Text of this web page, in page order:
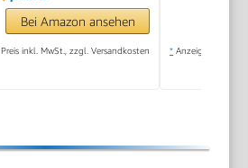
Bei Amazon ansehen
Preis inkl. MwSt., zzgl. Versandkosten * Anzeige